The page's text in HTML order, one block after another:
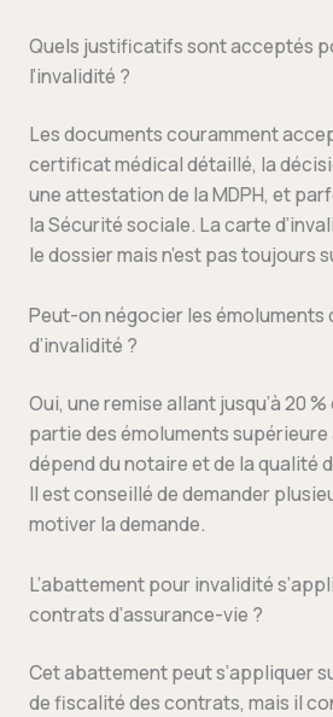
Quels justificatifs sont acceptés
l’invalidité ?
Les documents couramment
certificat médical détaillé, la
une attestation de la MDPH, et
la Sécurité sociale. La carte
le dossier mais n’est pas toujours
Peut-on négocier les émoluments
d’invalidité ?
Oui, une remise allant jusqu’à 20
partie des émoluments supérieure
dépend du notaire et de la qualité
Il est conseillé de demander
motiver la demande.
L’abattement pour invalidité
contrats d’assurance-vie ?
Cet abattement peut s’appliquer
de fiscalité des contrats, mais il